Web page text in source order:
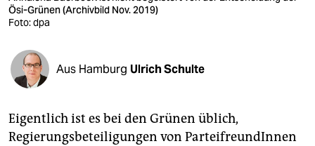
shop
fragen & hilfe
unterstützen
genossenschaft
Ösi-Grünen (Archivbild Nov. 2019)
Foto: dpa
Aus Hamburg Ulrich Schulte
Eigentlich ist es bei den Grünen üblich,
Regierungsbeteiligungen von ParteifreundInnen